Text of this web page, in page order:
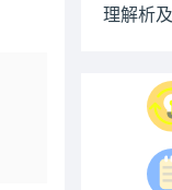
理解析